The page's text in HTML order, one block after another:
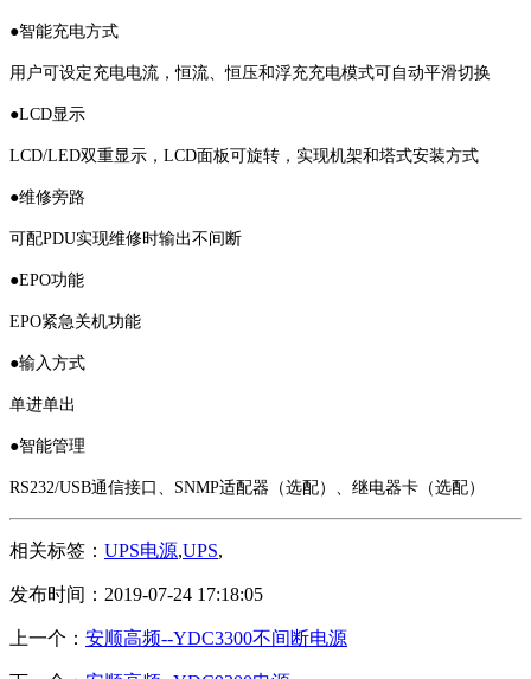
●智能充电方式
用户可设定充电电流，恒流、恒压和浮充充电模式可自动平滑切换
●LCD显示
LCD/LED双重显示，LCD面板可旋转，实现机架和塔式安装方式
●维修旁路
可配PDU实现维修时输出不间断
●EPO功能
EPO紧急关机功能
●输入方式
单进单出
●智能管理
RS232/USB通信接口、SNMP适配器（选配）、继电器卡（选配）
相关标签： UPS电源,UPS,
发布时间：2019-07-24 17:18:05
上一个： 安顺高频--YDC3300不间断电源